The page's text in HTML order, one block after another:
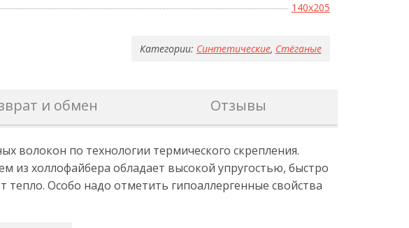
140x205
Категории: Синтетические, Стёганые
и обмен Отзывы
волокон по технологии термического скрепления.
из холлофайбера обладает высокой упругостью, быстро
тепло. Особо надо отметить гипоаллергенные свойства